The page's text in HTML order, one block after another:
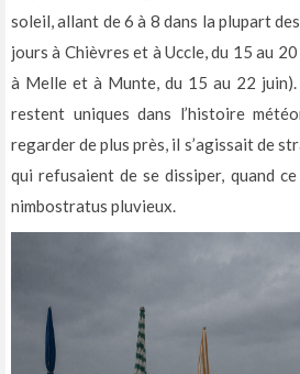
soleil, allant de 6 à 8 dans la plupart
jours à Chièvres et à Uccle, du 15 au
à Melle et à Munte, du 15 au 22
restent uniques dans l’histoire
regarder de plus près, il s’agissait de
qui refusaient de se dissiper, quand
nimbostratus pluvieux.